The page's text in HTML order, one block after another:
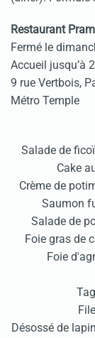
Restaurant
Fermé le
Accueil jusqu’à
9 rue Vertbois,
Métro Temple
Salade de
Cake
Crème de
Saumon
Salade de
Foie gras de
Foie
Désossé de